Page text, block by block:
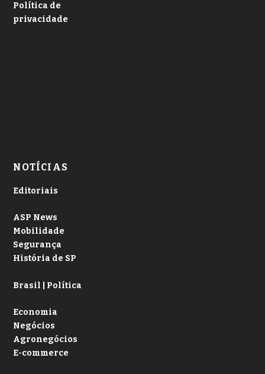
Política de
privacidade
NOTÍCIAS
Editoriais
ASP News
Mobilidade
Segurança
História de SP
Brasil | Política
Economia
Negócios
Agronegócios
E-commerce